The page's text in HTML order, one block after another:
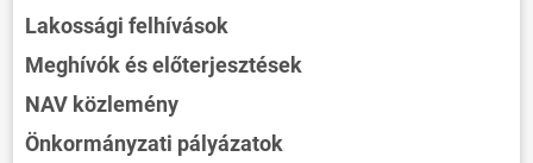
Lakossági felhívások
Meghívók és előterjesztések
NAV közlemény
Önkormányzati pályázatok